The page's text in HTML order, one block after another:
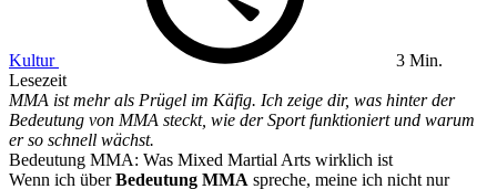
Kultur
3 Min.
Lesezeit
MMA ist mehr als Prügel im Käfig. Ich zeige dir, was hinter der
Bedeutung von MMA steckt, wie der Sport funktioniert und warum
er so schnell wächst.
Bedeutung MMA: Was Mixed Martial Arts wirklich ist
Wenn ich überBedeutung MMA spreche, meine ich nicht nur